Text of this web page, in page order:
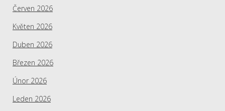
Červen 2026
Květen 2026
Duben 2026
Březen 2026
Únor 2026
Leden 2026